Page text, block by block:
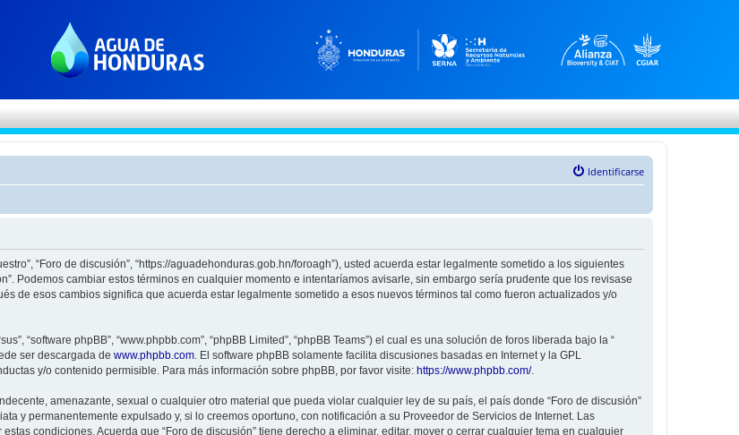
Identificarse
“Foro de discusión”, “https://aguadehonduras.gob.hn/foroagh”), usted acuerda estar legalmente sometido a los siguientes
Podemos cambiar estos términos en cualquier momento e intentaríamos avisarle, sin embargo sería prudente que los revisase
de esos cambios significa que acuerda estar legalmente sometido a esos nuevos términos tal como fueron actualizados y/o
“software phpBB”, “www.phpbb.com”, “phpBB Limited”, “phpBB Teams”) el cual es una solución de foros liberada bajo la “
ser descargada de www.phpbb.com. El software phpBB solamente facilita discusiones basadas en Internet y la GPL
y/o contenido permisible. Para más información sobre phpBB, por favor visite: https://www.phpbb.com/.
amenazante, sexual o cualquier otro material que pueda violar cualquier ley de su país, el país donde “Foro de discusión”
y permanentemente expulsado y, si lo creemos oportuno, con notificación a su Proveedor de Servicios de Internet. Las
condiciones. Acuerda que “Foro de discusión” tiene derecho a eliminar, editar, mover o cerrar cualquier tema en cualquier